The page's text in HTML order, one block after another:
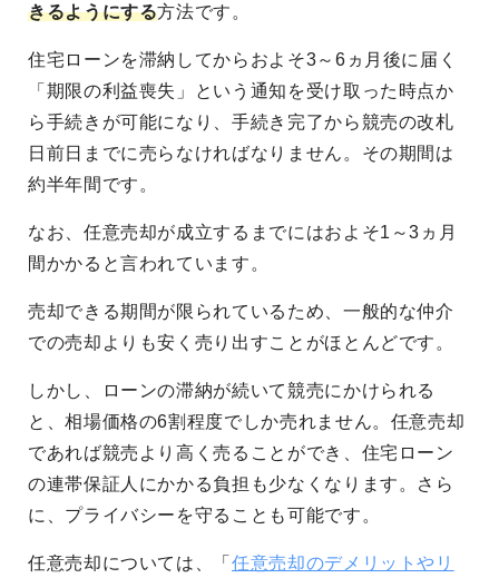
きるようにする方法です。
住宅ローンを滞納してからおよそ3～6ヵ月後に届く
「期限の利益喪失」という通知を受け取った時点か
ら手続きが可能になり、手続き完了から競売の改札
日前日までに売らなければなりません。その期間は
約半年間です。
なお、任意売却が成立するまでにはおよそ1～3ヵ月
間かかると言われています。
売却できる期間が限られているため、一般的な仲介
での売却よりも安く売り出すことがほとんどです。
しかし、ローンの滞納が続いて競売にかけられる
と、相場価格の6割程度でしか売れません。任意売却
であれば競売より高く売ることができ、住宅ローン
の連帯保証人にかかる負担も少なくなります。さら
に、プライバシーを守ることも可能です。
任意売却については、「任意売却のデメリットやリ